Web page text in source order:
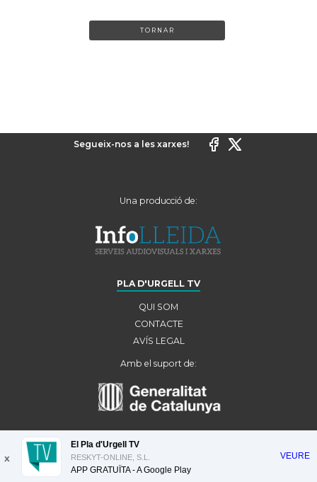
TORNAR
Segueix-nos a les xarxes!
Una producció de:
PLA D'URGELL TV
QUI SOM
CONTACTE
AVÍS LEGAL
Amb el suport de:
x
El Pla d'Urgell TV
RESKYT-ONLINE, S.L.
APP GRATUÏTA - AGoogle Play
VEURE